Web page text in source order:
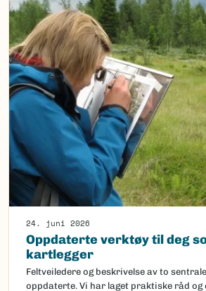
24. juni 2026
Oppdaterte verktøy til deg
kartlegger
Feltveiledere og beskrivelse av to
oppdaterte. Vi har laget praktiske råd og